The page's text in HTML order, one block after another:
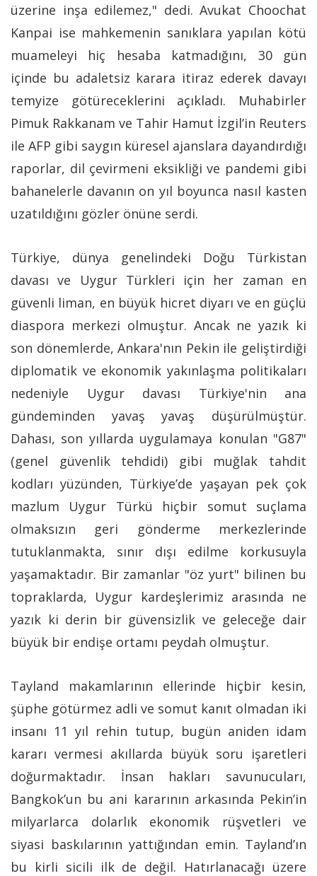
üzerine inşa edilemez," dedi. Avukat Choochat
Kanpai ise mahkemenin sanıklara yapılan kötü
muameleyi hiç hesaba katmadığını, 30 gün
içinde bu adaletsiz karara itiraz ederek davayı
temyize götüreceklerini açıkladı. Muhabirler
Pimuk Rakkanam ve Tahir Hamut İzgil’in Reuters
ile AFP gibi saygın küresel ajanslara dayandırdığı
raporlar, dil çevirmeni eksikliği ve pandemi gibi
bahanelerle davanın on yıl boyunca nasıl kasten
uzatıldığını gözler önüne serdi.
Türkiye, dünya genelindeki Doğu Türkistan
davası ve Uygur Türkleri için her zaman en
güvenli liman, en büyük hicret diyarı ve en güçlü
diaspora merkezi olmuştur. Ancak ne yazık ki
son dönemlerde, Ankara'nın Pekin ile geliştirdiği
diplomatik ve ekonomik yakınlaşma politikaları
nedeniyle Uygur davası Türkiye'nin ana
gündeminden yavaş yavaş düşürülmüştür.
Dahası, son yıllarda uygulamaya konulan "G87"
(genel güvenlik tehdidi) gibi muğlak tahdit
kodları yüzünden, Türkiye’de yaşayan pek çok
mazlum Uygur Türkü hiçbir somut suçlama
olmaksızın geri gönderme merkezlerinde
tutuklanmakta, sınır dışı edilme korkusuyla
yaşamaktadır. Bir zamanlar "öz yurt" bilinen bu
topraklarda, Uygur kardeşlerimiz arasında ne
yazık ki derin bir güvensizlik ve geleceğe dair
büyük bir endişe ortamı peydah olmuştur.
Tayland makamlarının ellerinde hiçbir kesin,
şüphe götürmez adli ve somut kanıt olmadan iki
insanı 11 yıl rehin tutup, bugün aniden idam
kararı vermesi akıllarda büyük soru işaretleri
doğurmaktadır. İnsan hakları savunucuları,
Bangkok’un bu ani kararının arkasında Pekin’in
milyarlarca dolarlık ekonomik rüşvetleri ve
siyasi baskılarının yattığından emin. Tayland’ın
bu kirli sicili ilk de değil. Hatırlanacağı üzere